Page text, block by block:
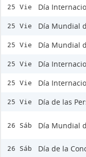
25 Vie Día
25 Vie Día Mundial
25 Vie Día Mundial
25 Vie Día
25 Vie Día
25 Vie Día de las
26 Sáb Día Mundial
26 Sáb Día de la